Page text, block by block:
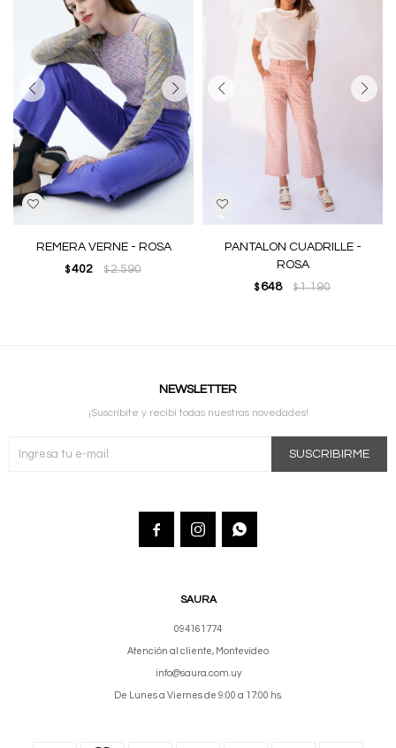
REMERA VERNE - ROSA
$402 $2.590
PANTALON CUADRILLE -
ROSA
$ 648 $1.190
SAURA
094161774
Atención al cliente, Montevideo
info@saura.com.uy
De Lunes a Viernes de 9:00 a 17:00 hs.
NEWSLETTER
¡Suscribite y recibí todas nuestras novedades!
SUSCRIBIRME
  